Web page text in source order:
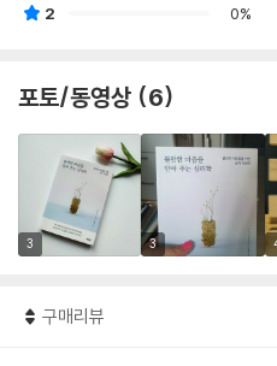
2
0%
포토/동영상 (6)
3 3
구매리뷰